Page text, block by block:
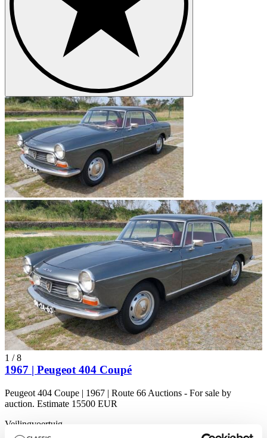
1 /8
1967 | Peugeot 404 Coupé
Peugeot 404 Coupe | 1967 | Route 66 Auctions - For sale by
auction. Estimate 15500 EUR
Veilingvoertuig